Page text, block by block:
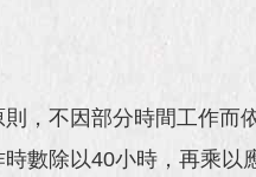
，不因部分時間工作而
數除以40小時，再乘以